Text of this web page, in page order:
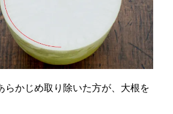
らかじめ取り除いた方が、大根を